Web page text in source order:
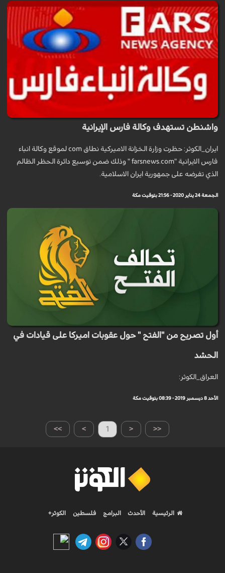
واشنطن تستهدف وكالة فارس الإيرانية
ايران_الكوثر: حظرت وزارة الخزانة الاميركية نطاق com لموقع وكالة انباء
فارس الايرانية "farsnews.com " وذلك ضمن توسيع دائرة الحظر الظالم
الذي تفرضه على جمهورية ايران الاسلامية.
الجمعة 24 يناير 2020 - 21:56 بتوقيت مكة
أول تصريح من "الفتح " حول عقوبات اميركا على قيادات في
الحشد
العراق_الكوثر:
الأحد 8 ديسمبر 2019 - 08:39 بتوقيت مكة
>> > 1 < <<
الرئيسية الأحدث البرامج فلسطين الكوثر+